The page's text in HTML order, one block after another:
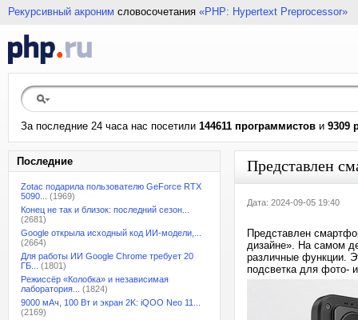
Рекурсивный акроним словосочетания «PHP: Hypertext Preprocessor»
За последние 24 часа нас посетили 144611 программистов и 9309
Последние
Zotac подарила пользователю GeForce RTX
5090...
(1969)
Конец не так и близок: последний сезон...
(2681)
Google открыла исходный код ИИ-модели,...
(2664)
Для работы ИИ Google Chrome требует 20
ГБ...
(1801)
Режиссёр «Колобка» и независимая
лаборатория...
(1824)
9000 мАч, 100 Вт и экран 2K: iQOO Neo 11...
(2169)
Представлен
Дата: 2024-09-05 19:40
Представлен
дизайне». На самом
различные функции.
подсветка для фото-